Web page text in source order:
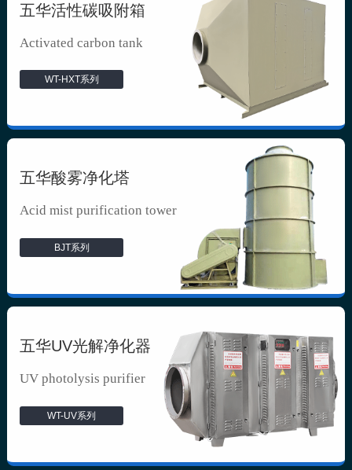
五华活性碳吸附箱
Activated carbon tank
WT-HXT系列
五华酸雾净化塔
Acid mist purification tower
BJT系列
五华UV光解净化器
UV photolysis purifier
WT-UV系列